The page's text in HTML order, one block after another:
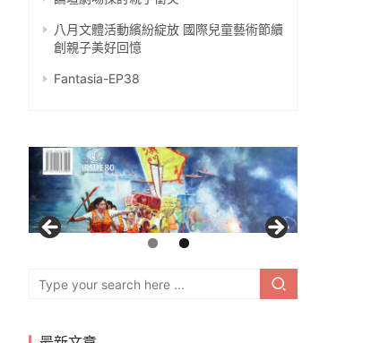
八月文體活動繽紛綻放 國際兒童藝術節續
創親子美好回憶
Fantasia-EP38